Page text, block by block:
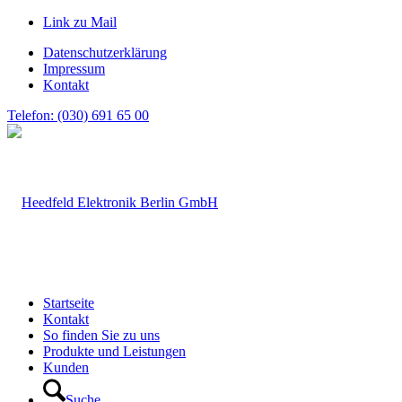
Link zu Mail
Datenschutzerklärung
Impressum
Kontakt
Telefon: (030) 691 65 00
Startseite
Kontakt
So finden Sie zu uns
Produkte und Leistungen
Kunden